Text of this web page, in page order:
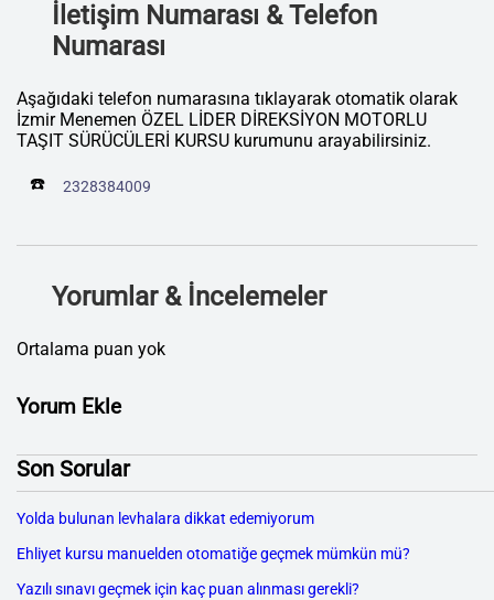
İletişim Numarası & Telefon
Numarası
Aşağıdaki telefon numarasına tıklayarak otomatik olarak
İzmir Menemen ÖZEL LİDER DİREKSİYON MOTORLU
TAŞIT SÜRÜCÜLERİ KURSU kurumunu arayabilirsiniz.
☎️ 2328384009
Yorumlar & İncelemeler
Ortalama puan yok
Yorum Ekle
Son Sorular
Yolda bulunan levhalara dikkat edemiyorum
Ehliyet kursu manuelden otomatiğe geçmek mümkün mü?
Yazılı sınavı geçmek için kaç puan alınması gerekli?